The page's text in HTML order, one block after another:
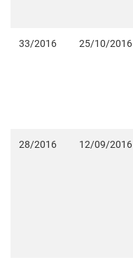
33/2016 25/10/2016
28/2016 12/09/2016